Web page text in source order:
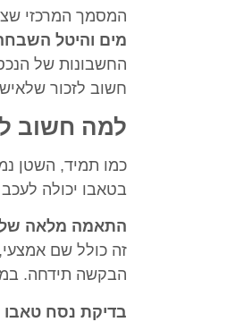
המסמך המרכזי
מים והיטל
החשבונות של
חשוב לזכור
למה חשוב
כמו תמיד, השטן
בטאבו יכולה
התאמה מלאה
זה כולל שם
הבקשה תידחה.
בדיקת נסח טאבו